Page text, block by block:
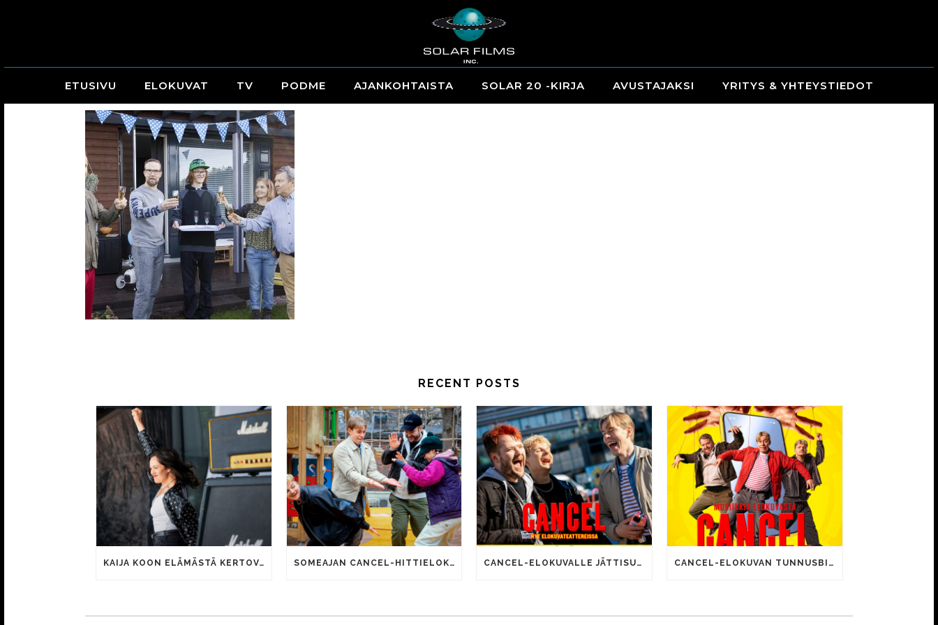
ETUSIVU ELOKUVAT TV PODME AJANKOHTAISTA SOLAR 20 -KIRJA AVUSTAJAKSI YRITYS & YHTEYSTIEDOT
RECENT POSTS
KAIJA KOON ELÄMÄSTÄ KERTOVAN KAUNIS RIETAS ONNELLINEN -ELOKUVAN TRAILER JULKI SOMEAJAN CANCEL-HITTIELOKUVALLA 100 000 KATSOJAA! CANCEL-ELOKUVALLE JÄTTISUOSIO – AVAUSPÄIVÄNÄ JO 15 492 KATSOJAA! CANCEL-ELOKUVAN TUNNUSBIISIN LYRIIKOISSA TUTTUJA MEEMIHOKEMIA YOUTUBE-VIDEOILTA!